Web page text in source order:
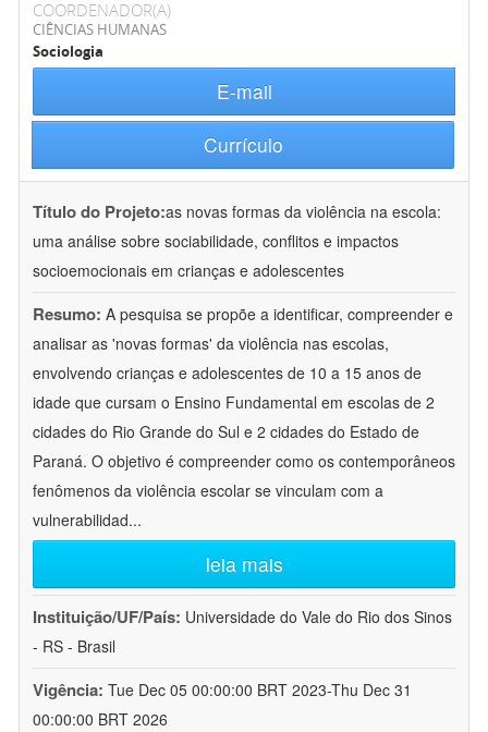
COORDENADOR(A)
CIÊNCIAS HUMANAS
Sociologia
E-mail
Currículo
Título do Projeto:as novas formas da violência na escola:
uma análise sobre sociabilidade, conflitos e impactos
socioemocionais em crianças e adolescentes
Resumo: A pesquisa se propõe a identificar, compreender e
analisar as 'novas formas' da violência nas escolas,
envolvendo crianças e adolescentes de 10 a 15 anos de
idade que cursam o Ensino Fundamental em escolas de 2
cidades do Rio Grande do Sul e 2 cidades do Estado de
Paraná. O objetivo é compreender como os contemporâneos
fenômenos da violência escolar se vinculam com a
vulnerabilidad...
leia mais
Instituição/UF/País: Universidade do Vale do Rio dos Sinos
- RS - Brasil
Vigência: Tue Dec 05 00:00:00 BRT 2023-Thu Dec 31
00:00:00 BRT 2026